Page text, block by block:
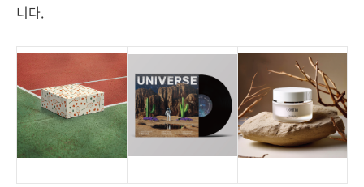
니다.